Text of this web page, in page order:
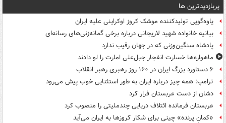
پربازدیدترین ها
یاوه‌گویی تولیدکننده موشک کروز اوکراینی علیه ایران
بیانیه خانواده شهید لاریجانی درباره برخی گمانه‌زنی‌های رسانه‌ای
پادشاه سنگین‌وزنی که در جهان رقیب ندارد
ماهواره‌ها خسارت انفجار جبل‌علی امارت را لو دادند
۶ دستاورد بزرگ ایران در ۱۶۰ روز رهبری رهبر انقلاب
ترامپ: همه چیز درباره ایران به طور استثنایی خوب پیش می‌رود
دشان از دست عربستان فرار کرد
عربستان فرمانده ائتلاف دریایی چندملیتی را منصوب کرد
«کمانِ پرنده» چینی برای شکار کروزها به ایران می‌آید